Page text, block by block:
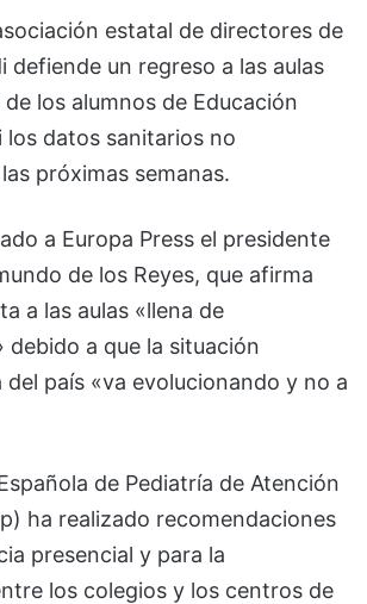
estatal de directores de
defiende un regreso a las aulas
los alumnos de Educación
los datos sanitarios no
próximas semanas.
a Europa Press el presidente
de los Reyes, que afirma
a las aulas «llena de
debido a que la situación
del país «va evolucionando y no a
de Pediatría de Atención
ha realizado recomendaciones
presencial y para la
los colegios y los centros de